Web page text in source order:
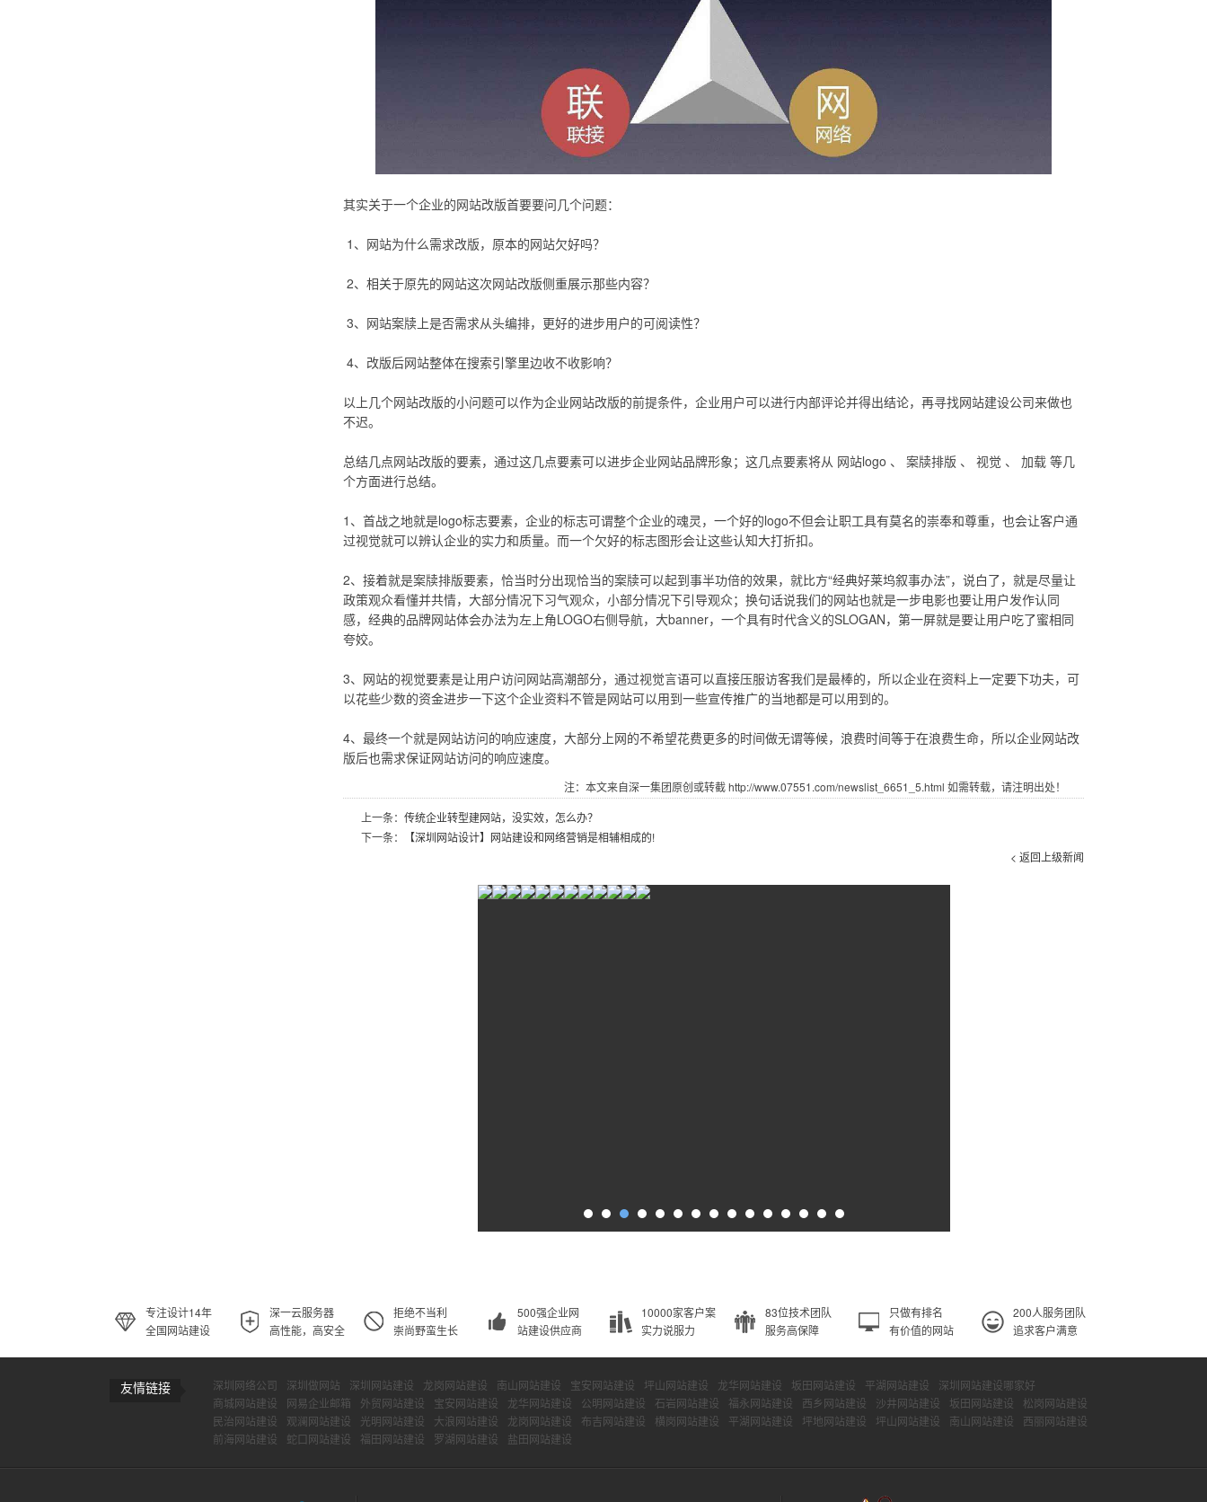
其实关于一个企业的网站改版首要要问几个问题：
1、网站为什么需求改版，原本的网站欠好吗？
2、相关于原先的网站这次网站改版侧重展示那些内容？
3、网站案牍上是否需求从头编排，更好的进步用户的可阅读性？
4、改版后网站整体在搜索引擎里边收不收影响？
以上几个网站改版的小问题可以作为企业网站改版的前提条件，企业用户可以进行内部评论并得出结论，再寻找网站建设公司来做也
不迟。
总结几点网站改版的要素，通过这几点要素可以进步企业网站品牌形象；这几点要素将从 网站logo 、 案牍排版 、 视觉 、 加载 等几
个方面进行总结。
1、首战之地就是logo标志要素，企业的标志可谓整个企业的魂灵，一个好的logo不但会让职工具有莫名的崇奉和尊重，也会让客户通
过视觉就可以辨认企业的实力和质量。而一个欠好的标志图形会让这些认知大打折扣。
2、接着就是案牍排版要素，恰当时分出现恰当的案牍可以起到事半功倍的效果，就比方“经典好莱坞叙事办法”，说白了，就是尽量让
政策观众看懂并共情，大部分情况下习气观众，小部分情况下引导观众；换句话说我们的网站也就是一步电影也要让用户发作认同
感，经典的品牌网站体会办法为左上角LOGO右侧导航，大banner，一个具有时代含义的SLOGAN，第一屏就是要让用户吃了蜜相同
夸姣。
3、网站的视觉要素是让用户访问网站高潮部分，通过视觉言语可以直接压服访客我们是最棒的，所以企业在资料上一定要下功夫，可
以花些少数的资金进步一下这个企业资料不管是网站可以用到一些宣传推广的当地都是可以用到的。
4、最终一个就是网站访问的响应速度，大部分上网的不希望花费更多的时间做无谓等候，浪费时间等于在浪费生命，所以企业网站改
版后也需求保证网站访问的响应速度。
注：本文来自深一集团原创或转截 http://www.07551.com/newslist_6651_5.html 如需转载，请注明出处！
上一条： 传统企业转型建网站，没实效，怎么办？
下一条：
【深圳网站设计】网站建设和网络营销是相辅相成的!
< 返回上级新闻
专注设计14年
全国网站建设
深一云服务器
高性能，高安全
拒绝不当利
崇尚野蛮生长
500强企业网
站建设供应商
10000家客户案
实力说服力
83位技术团队
服务高保障
只做有排名
有价值的网站
200人服务团队
追求客户满意
友情链接 深圳网络公司 深圳做网站 深圳网站建设 龙岗网站建设 南山网站建设 宝安网站建设 坪山网站建设 龙华网站建设 坂田网站建设 平湖网站建设
深圳网站建设哪家好
商城网站建设
网易企业邮箱 外贸网站建设 宝安网站建设 龙华网站建设 公明网站建设 石岩网站建设 福永网站建设 西乡网站建设 沙井网站建设 坂田网站建设
松岗网站建设
民治网站建设
观澜网站建设 光明网站建设 大浪网站建设 龙岗网站建设 布吉网站建设 横岗网站建设 平湖网站建设 坪地网站建设 坪山网站建设 南山网站建设
西丽网站建设
前海网站建设
蛇口网站建设 福田网站建设 罗湖网站建设 盐田网站建设